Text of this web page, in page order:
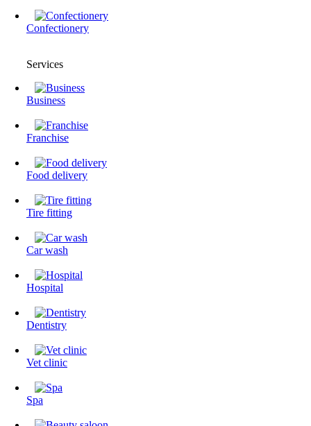
Confectionery
Services
Business
Franchise
Food delivery
Tire fitting
Сar wash
Hospital
Dentistry
Vet clinic
Spa